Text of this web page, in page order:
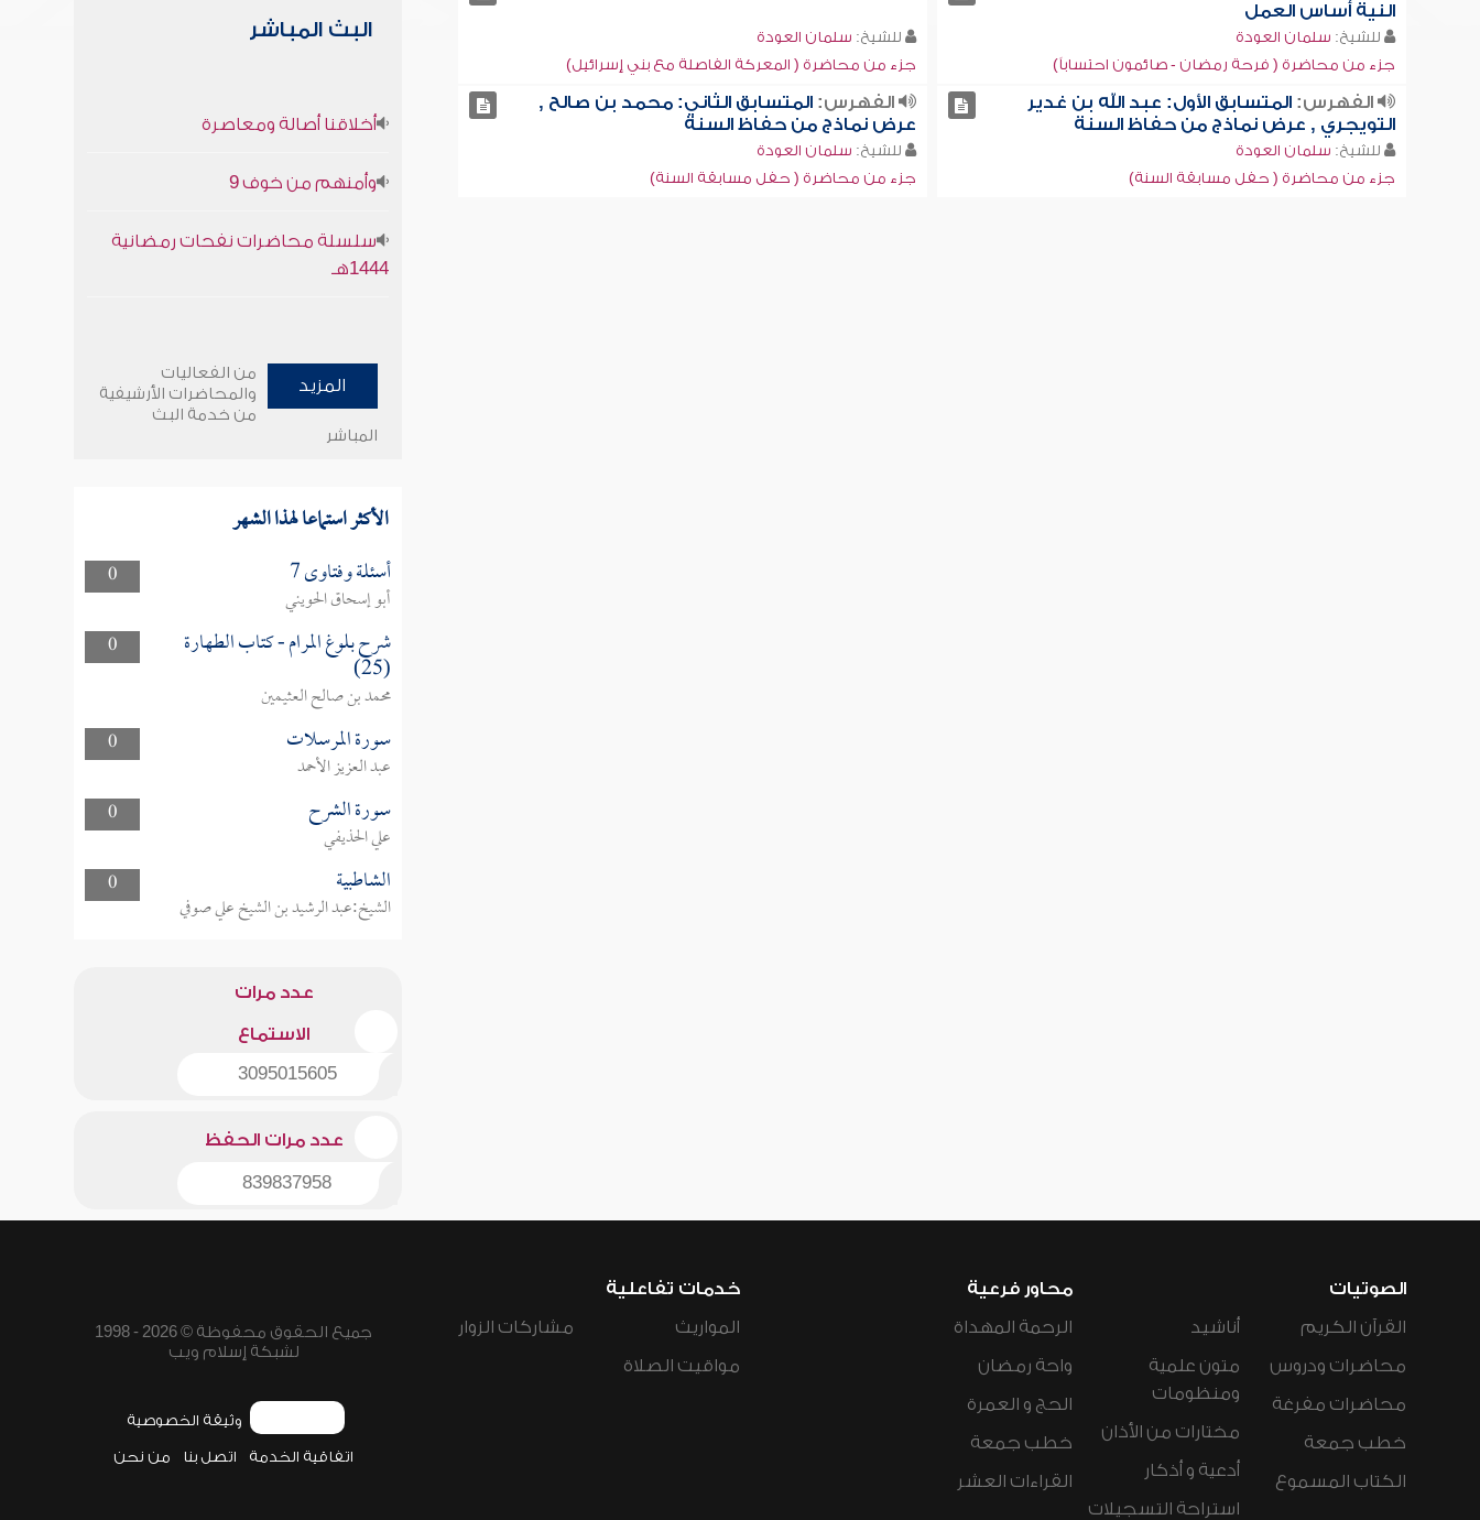
النية أساس العمل
للشيخ: سلمان العودة
جزء من محاضرة ( فرحة رمضان - صائمون احتساباً)
للشيخ: سلمان العودة
جزء من محاضرة ( المعركة الفاصلة مع بني إسرائيل)
الفهرس:المتسابق الأول: عبد الله بن غدير
التويجري , عرض نماذج من حفاظ السنة
للشيخ: سلمان العودة
جزء من محاضرة ( حفل مسابقة السنة)
الفهرس: المتسابق الثاني: محمد بن صالح ,
عرض نماذج من حفاظ السنة
للشيخ: سلمان العودة
جزء من محاضرة ( حفل مسابقة السنة)
البث المباشر
أخلاقنا أصالة ومعاصرة
وأمنهم من خوف 9
سلسلة محاضرات نفحات رمضانية
1444هـ
المزيد
من الفعاليات
والمحاضرات الأرشيفية
من خدمة البث
المباشر
الأكثر استماعا لهذا الشهر
0 أسئلة وفتاوى 7
أبو إسحاق الحويني
0
شرح بلوغ المرام - كتاب الطهارة
(25)
محمد بن صالح العثيمين
0
سورة المرسلات
عبد العزيز الأحمد
0
سورة الشرح
علي الحذيفي
0
الشاطبية
الشيخ:عبد الرشيد بن الشيخ علي صوفي
عدد مرات
الاستماع
3095015605
عدد مرات الحفظ
839837958
الصوتيات
القرآن الكريم
محاضرات ودروس
محاضرات مفرغة
خطب جمعة
الكتاب المسموع
أناشيد
متون علمية
ومنظومات
مختارات من الأذان
أدعية و أذكار
استراحة التسجيلات
محاور فرعية
الرحمة المهداة
واحة رمضان
الحج و العمرة
خطب جمعة
القراءات العشر
خدمات تفاعلية
المواريث
مواقيت الصلاة
مشاركات الزوار
جميع الحقوق محفوظة © 2026 - 1998
لشبكة إسلام ويب
وثيقة الخصوصية
اتفاقية الخدمة اتصل بنا من نحن